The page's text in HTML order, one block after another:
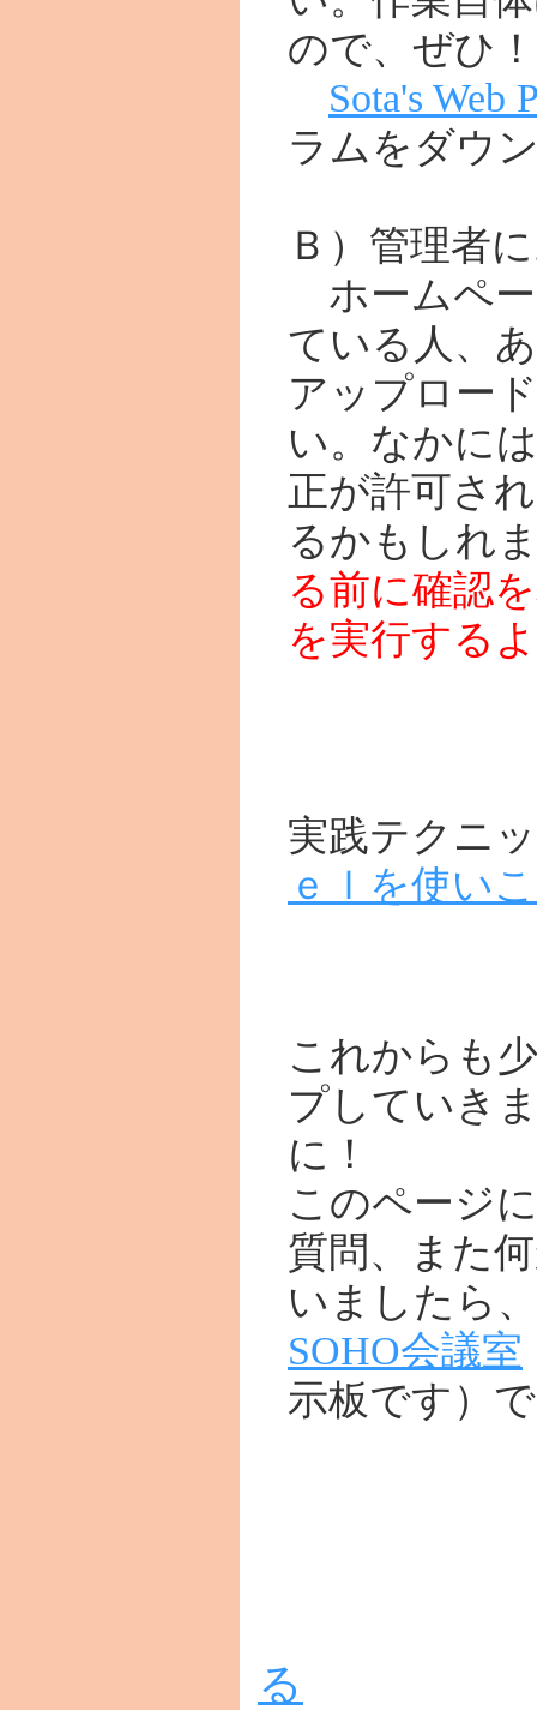
ので、ぜひ！
Sota's Web
ラムをダウ
Ｂ）管理者
ホームペ
ている人、
アップロー
い。なかに
正が許可さ
るかもしれ
る前に確認
を実行する
実践テクニ
ｅｌを使い
これからも
プしていき
に！
このページ
質問、また
いましたら
SOHO会議室
示板です）
る